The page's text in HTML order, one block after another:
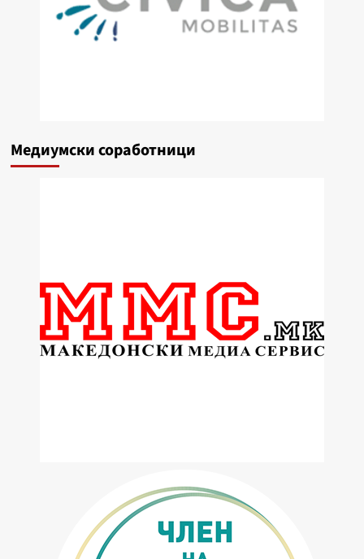
Медиумски соработници